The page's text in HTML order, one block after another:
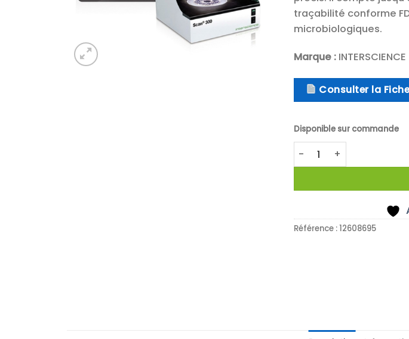
traçabilité conforme
microbiologiques.
Marque :INTERSCIENCE
Consulter la
Disponible sur commande
quantité de Compteur
Référence :12608695